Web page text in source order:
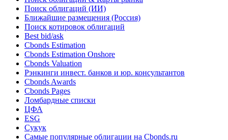
Показать все
Облигации
Поиск облигаций & Карты рынка
Поиск облигаций (ИИ)
Ближайшие размещения (Россия)
Поиск котировок облигаций
Best bid/ask
Cbonds Estimation
Cbonds Estimation Onshore
Cbonds Valuation
Рэнкинги инвест. банков и юр. консультантов
Cbonds Awards
Cbonds Pages
Ломбардные списки